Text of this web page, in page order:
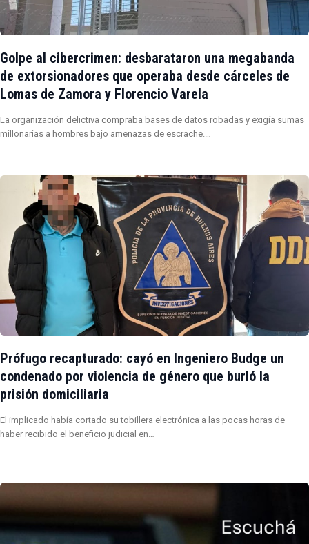
Golpe al cibercrimen: desbarataron una megabanda
de extorsionadores que operaba desde cárceles de
Lomas de Zamora y Florencio Varela
La organización delictiva compraba bases de datos robadas y exigía sumas
millonarias a hombres bajo amenazas de escrache.…
Prófugo recapturado: cayó en Ingeniero Budge un
condenado por violencia de género que burló la
prisión domiciliaria
El implicado había cortado su tobillera electrónica a las pocas horas de
haber recibido el beneficio judicial en…